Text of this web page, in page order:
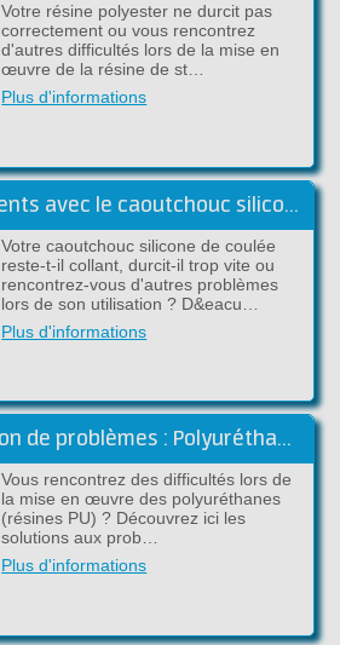
Votre résine polyester ne durcit pas
correctement ou vous rencontrez
d'autres difficultés lors de la mise en
œuvre de la résine de st…
Plus d'informations
Problèmes fréquents avec le caoutchouc silicone: causes et solutions
Votre caoutchouc silicone de coulée
reste-t-il collant, durcit-il trop vite ou
rencontrez-vous d'autres problèmes
lors de son utilisation ? D&eacu…
Plus d'informations
Guide de résolution de problèmes : Polyuréthanes
Vous rencontrez des difficultés lors de
la mise en œuvre des polyuréthanes
(résines PU) ? Découvrez ici les
solutions aux prob…
Plus d'informations